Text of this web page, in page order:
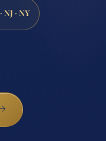
NJ · NY